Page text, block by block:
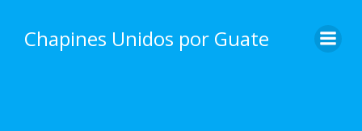
content
Chapines Unidos por Guate